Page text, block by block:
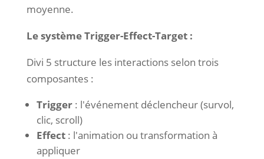
moyenne.
Le système Trigger-Effect-Target :
Divi 5 structure les interactions selon trois
composantes :
Trigger: l'événement déclencheur (survol,
clic, scroll)
Effect: l'animation ou transformation à
appliquer